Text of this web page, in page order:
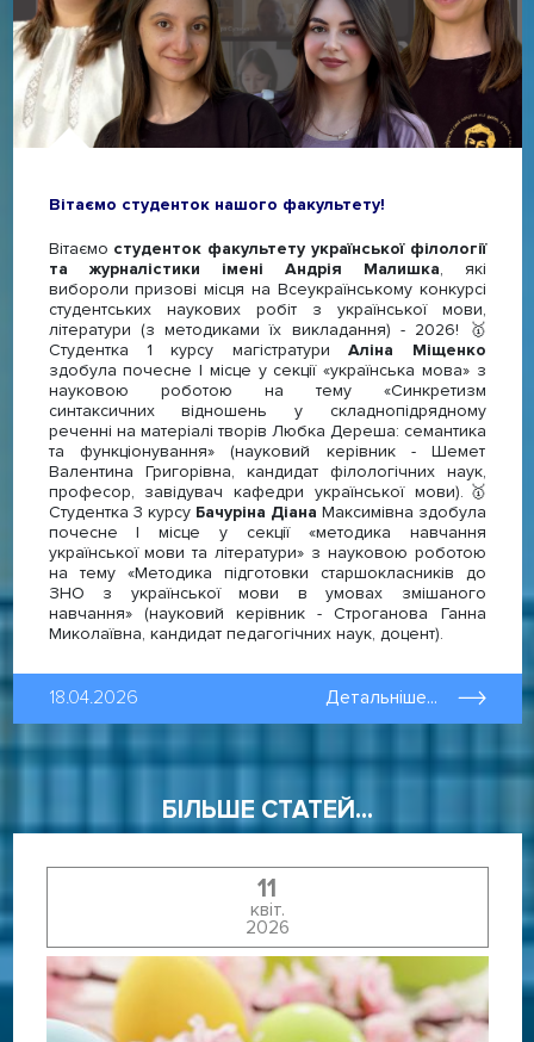
Вітаємо студенток нашого факультету!
Вітаємо студенток факультету української філології
та журналістики імені Андрія Малишка, які
вибороли призові місця на Всеукраїнському конкурсі
студентських наукових робіт з української мови,
літератури (з методиками їх викладання) - 2026! 🥇
Студентка 1 курсу магістратуриАліна Міщенко
здобула почесне І місце у секції «українська мова» з
науковою роботою на тему «Синкретизм
синтаксичних відношень у складнопідрядному
реченні на матеріалі творів Любка Дереша: семантика
та функціонування» (науковий керівник - Шемет
Валентина Григорівна, кандидат філологічних наук,
професор, завідувач кафедри української мови).🥇
Студентка 3 курсу Бачуріна Діана Максимівна здобула
почесне І місце у секції «методика навчання
української мови та літератури» з науковою роботою
на тему «Методика підготовки старшокласників до
ЗНО з української мови в умовах змішаного
навчання» (науковий керівник - Строганова Ганна
Миколаївна, кандидат педагогічних наук, доцент).
18.04.2026 Детальніше...
БІЛЬШЕ СТАТЕЙ...
11
квіт.
2026